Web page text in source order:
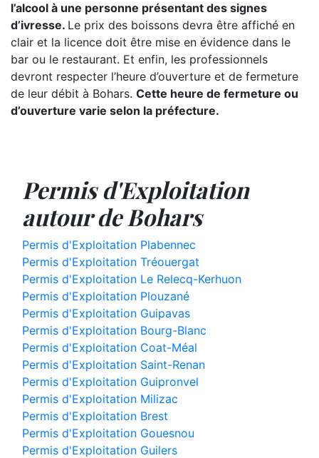
l’alcool à une personne présentant des signes
d’ivresse. Le prix des boissons devra être affiché en
clair et la licence doit être mise en évidence dans le
bar ou le restaurant. Et enfin, les professionnels
devront respecter l’heure d’ouverture et de fermeture
de leur débit à Bohars. Cette heure de fermeture ou
d’ouverture varie selon la préfecture.
Permis d'Exploitation
autour de Bohars
Permis d'Exploitation Plabennec
Permis d'Exploitation Tréouergat
Permis d'Exploitation Le Relecq-Kerhuon
Permis d'Exploitation Plouzané
Permis d'Exploitation Guipavas
Permis d'Exploitation Bourg-Blanc
Permis d'Exploitation Coat-Méal
Permis d'Exploitation Saint-Renan
Permis d'Exploitation Guipronvel
Permis d'Exploitation Milizac
Permis d'Exploitation Brest
Permis d'Exploitation Gouesnou
Permis d'Exploitation Guilers